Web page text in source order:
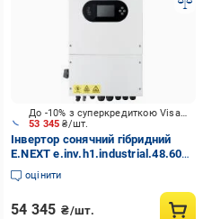
53 345₴/шт.
До -10% з суперкредиткою Visa Вигода
Інвертор сонячний гібридний
E.NEXT e.inv.h1.industrial.48.6000
(i096001)
оцінити
54 345 ₴/шт.